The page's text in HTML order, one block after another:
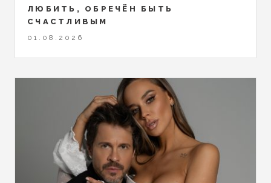
ЛЮБИТЬ, ОБРЕЧЁН БЫТЬ
СЧАСТЛИВЫМ
01.08.2026